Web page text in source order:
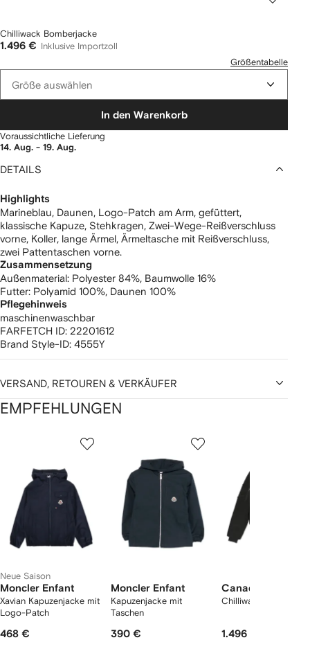
Chilliwack Bomberjacke
1.496 €
Inklusive Importzoll
Größentabelle
Größe auswählen
In den Warenkorb
Voraussichtliche Lieferung
14. Aug. - 19. Aug.
DETAILS
Highlights
Marineblau, Daunen, Logo-Patch am Arm, gefüttert,
klassische Kapuze, Stehkragen, Zwei-Wege-Reißverschluss
vorne, Koller, lange Ärmel, Ärmeltasche mit Reißverschluss,
zwei Pattentaschen vorne.
Zusammensetzung
Außenmaterial: Polyester 84%, Baumwolle 16%
Futter: Polyamid 100%, Daunen 100%
Pflegehinweis
maschinenwaschbar
FARFETCH ID: 22201612
Brand Style-ID: 4555Y
VERSAND, RETOUREN & VERKÄUFER
EMPFEHLUNGEN
Neue Saison
Moncler Enfant
Xavian Kapuzenjacke mit
Logo-Patch
468 €
Moncler Enfant
Kapuzenjacke mit
Taschen
390 €
Canada Goose
Chilliwack
1.496 €